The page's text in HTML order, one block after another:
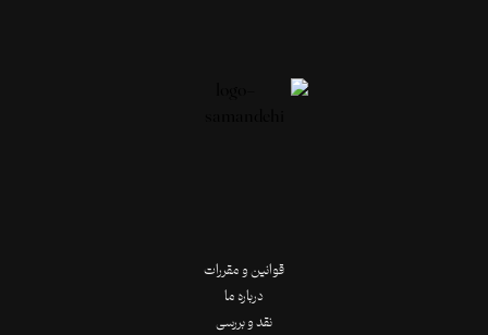
قوانین و مقررات
درباره ما
نقد و بررسی